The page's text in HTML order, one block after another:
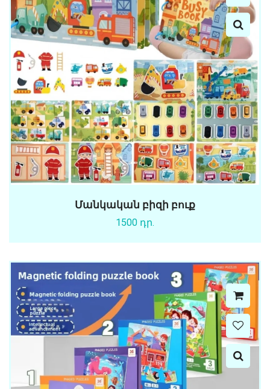
Մանկական բիզի բուք
1500 դր.